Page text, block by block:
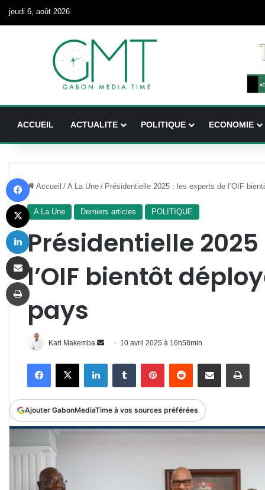
jeudi 6, août 2026
ACCUEIL ACTUALITE POLITIQUE ECONOMIE
Accueil / A La Une / Présidentielle 2025 : les experts de l’OIF
A La Une Derniers articles POLITIQUE
Présidentielle
l’OIF bientôt
pays
Karl Makemba
Envoyer
courriel
10 avril 2025 à 16h58min
FacebookX LinkedinTumblr PinterestReddit Partager par email
Ajouter GabonMediaTime à vos sources préférées
X
Imprimer